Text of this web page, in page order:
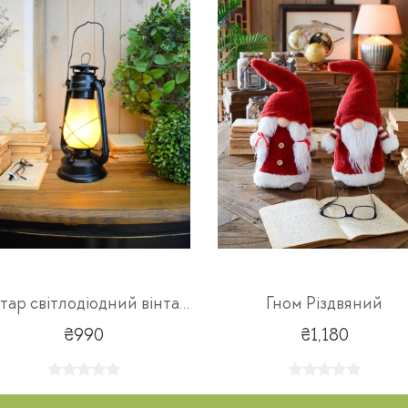
Ліхтар світлодіодний вінтаж 20х14х35cm
₴990
Гном Різдвяний
₴1,180